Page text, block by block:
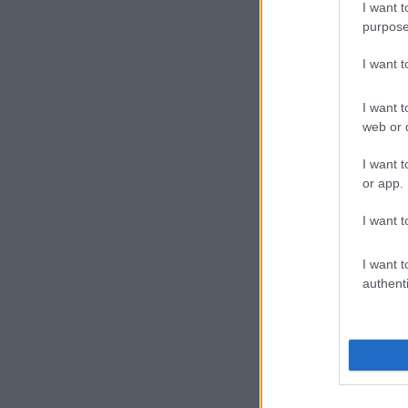
I want
I want
I want
web or
I want
or app.
I want
I want